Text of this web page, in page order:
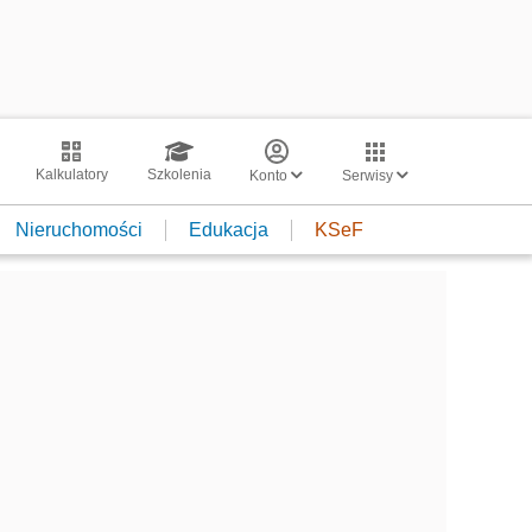
Kalkulatory Szkolenia Konto Serwisy
Nieruchomości Edukacja KSeF